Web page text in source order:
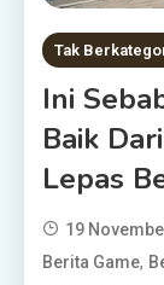
Tak
Ini
Baik
Lepas
19
Berita Game,